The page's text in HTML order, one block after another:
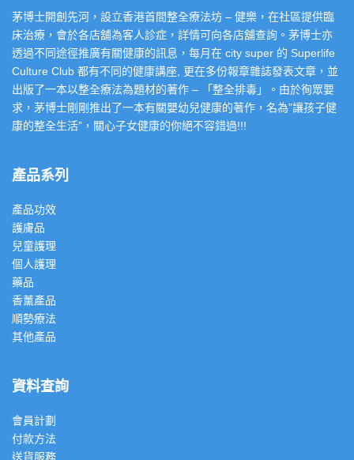
茅博士開創先河，設立香港首間整全療法坊 – 健樂，在社區提供臨
床治療，會於各店舖為客人診症，詳情可向各店舖查詢。茅博士亦
透過不同途徑推廣有關健康的訊息，每月在 city super 的 Superlife
Culture Club 都有不同的健康講座, 更在多份報章雜誌發表文章，並
出版了一本以整全療法為題材的著作 – 「整全排毒」。由於徇眾要
求，茅博士剛剛推出了一本有關嬰幼兒健康的著作，名為”讓孩子健
康的整全生活”，關心子女健康的你絕不容錯過!!!
產品系列
產品功效
護膚品
兒童護理
個人護理
藥品
香薰產品
順勢療法
其他產品
資料查詢
會員計劃
付款方法
送貨服務